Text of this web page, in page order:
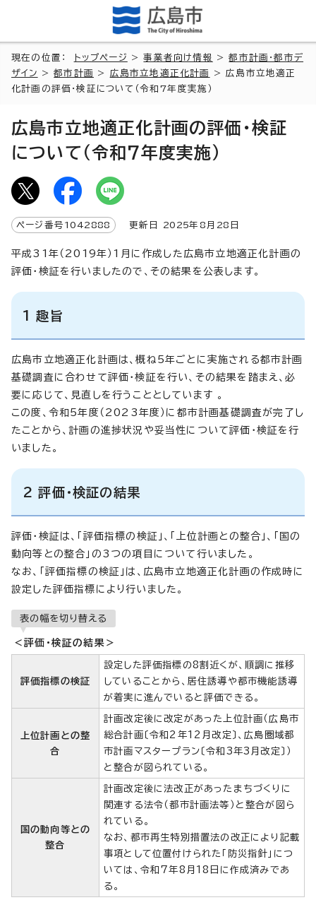
現在の位置： トップページ >事業者向け情報 >都市計画・都市デ
ザイン
>都市計画 > 広島市立地適正化計画
> 広島市立地適正
化計画の評価・検証について（令和7年度実施）
広島市立地適正化計画の評価・検証
について（令和7年度実施）
ページ番号 1042888 更新日 2025年8月 28 日
平成31年（2019年）1月に作成した広島市立地適正化計画の
評価・検証を行いましたので、その結果を公表します。
1 趣旨
広島市立地適正化計画は、概ね5年ごとに実施される都市計画
基礎調査に合わせて評価・検証を行い、その結果を踏まえ、必
要に応じて、見直しを行うこととしています 。
この度、令和5年度（2023年度）に都市計画基礎調査が完了し
たことから、計画の進捗状況や妥当性について評価・検証を行
いました。
2 評価・検証の結果
評価・検証は、「評価指標の検証」、「上位計画との整合」、「国の
動向等との整合」の3つの項目について行いました。
なお、「評価指標の検証」は、広島市立地適正化計画の作成時に
設定した評価指標により行いました。
表の幅を切り替える
＜評価・検証の結果＞
評価指標の検証
設定した評価指標の8割近くが、順調に推移
していることから、居住誘導や都市機能誘導
が着実に進んでいると評価できる。
上位計画との整
合
計画改定後に改定があった上位計画（広島市
総合計画〔令和2年12月改定〕、広島圏域都
市計画マスタープラン〔令和3年3月改定〕）
と整合が図られている。
国の動向等との
整合
計画改定後に法改正があったまちづくりに
関連する法令（都市計画法等）と整合が図ら
れている。
なお、都市再生特別措置法の改正により記載
事項として位置付けられた「防災指針」につ
いては、令和7年8月18日に作成済みであ
る。